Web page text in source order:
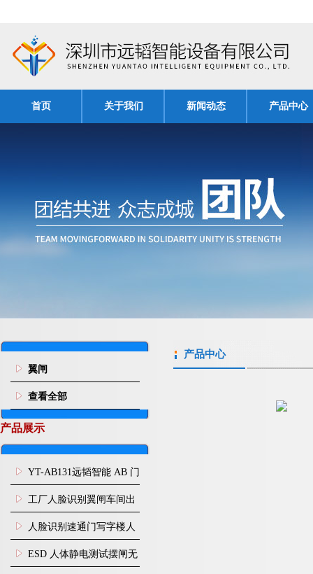
首页 关于我们 新闻动态 产品中心
翼闸
查看全部
产品展示
YT-AB131远韬智能 AB 门
闸机双通道互锁防尾随闸
机
工厂人脸识别翼闸车间出
入口人行通道门禁
人脸识别速通门写字楼人
行通道闸门禁设备
ESD 人体静电测试摆闸无
产品中心